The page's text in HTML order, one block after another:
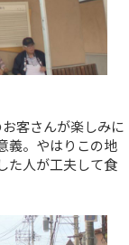
客さんが楽しみに
義。やはりこの地
た人が工夫して食